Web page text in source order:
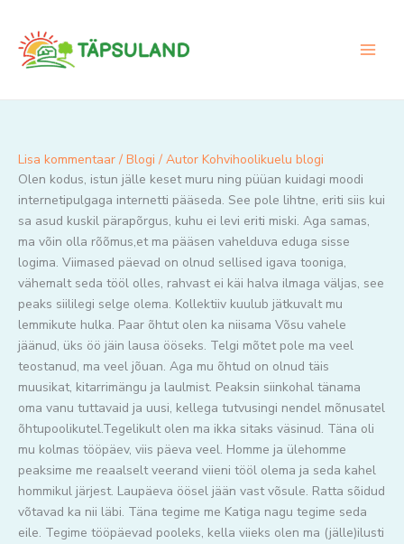
content
Lisa kommentaar / Blogi / Autor Kohvihoolikuelu blogi
Olen kodus, istun jälle keset muru ning püüan kuidagi moodi
internetipulgaga internetti pääseda. See pole lihtne, eriti siis kui
sa asud kuskil pärapõrgus, kuhu ei levi eriti miski. Aga samas,
ma võin olla rõõmus,et ma pääsen vahelduva eduga sisse
logima. Viimased päevad on olnud sellised igava tooniga,
vähemalt seda tööl olles, rahvast ei käi halva ilmaga väljas, see
peaks siililegi selge olema. Kollektiiv kuulub jätkuvalt mu
lemmikute hulka. Paar õhtut olen ka niisama Võsu vahele
jäänud, üks öö jäin lausa ööseks. Telgi mõtet pole ma veel
teostanud, ma veel jõuan. Aga mu õhtud on olnud täis
muusikat, kitarrimängu ja laulmist. Peaksin siinkohal tänama
oma vanu tuttavaid ja uusi, kellega tutvusingi nendel mõnusatel
õhtupoolikutel.Tegelikult olen ma ikka sitaks väsinud. Täna oli
mu kolmas tööpäev, viis päeva veel. Homme ja ülehomme
peaksime me reaalselt veerand viieni tööl olema ja seda kahel
hommikul järjest. Laupäeva öösel jään vast võsule. Ratta sõidud
võtavad ka nii läbi. Täna tegime me Katiga nagu tegime seda
eile. Tegime tööpäevad pooleks, kella viieks olen ma (jälle)ilusti